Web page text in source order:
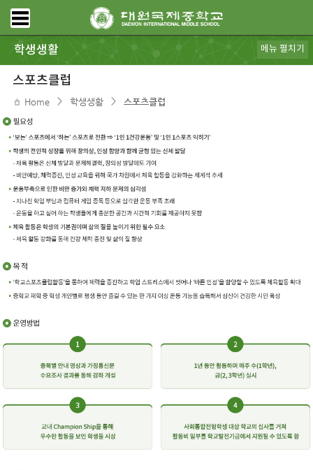
학생생활
가정통신
규정ㆍ리로스쿨
급식안내
보건ㆍ상담
대원갤러리
동아리
스포츠클럽
학생회
DWIMS 복지
전자도서관
학교도서관
모아진
DB pia
메뉴 펼치기
스포츠클럽
Home > 학생생활 > 스포츠클럽